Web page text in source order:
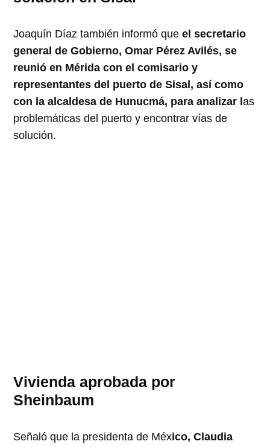
Joaquín Díaz también informó queel secretario
general de Gobierno, Omar Pérez Avilés, se
reunió en Mérida con el comisario y
representantes del puerto de Sisal, así como
con la alcaldesa de Hunucmá, para analizar las
problemáticas del puerto y encontrar vías de
solución.
Vivienda aprobada por
Sheinbaum
Señaló que la presidenta de México, Claudia